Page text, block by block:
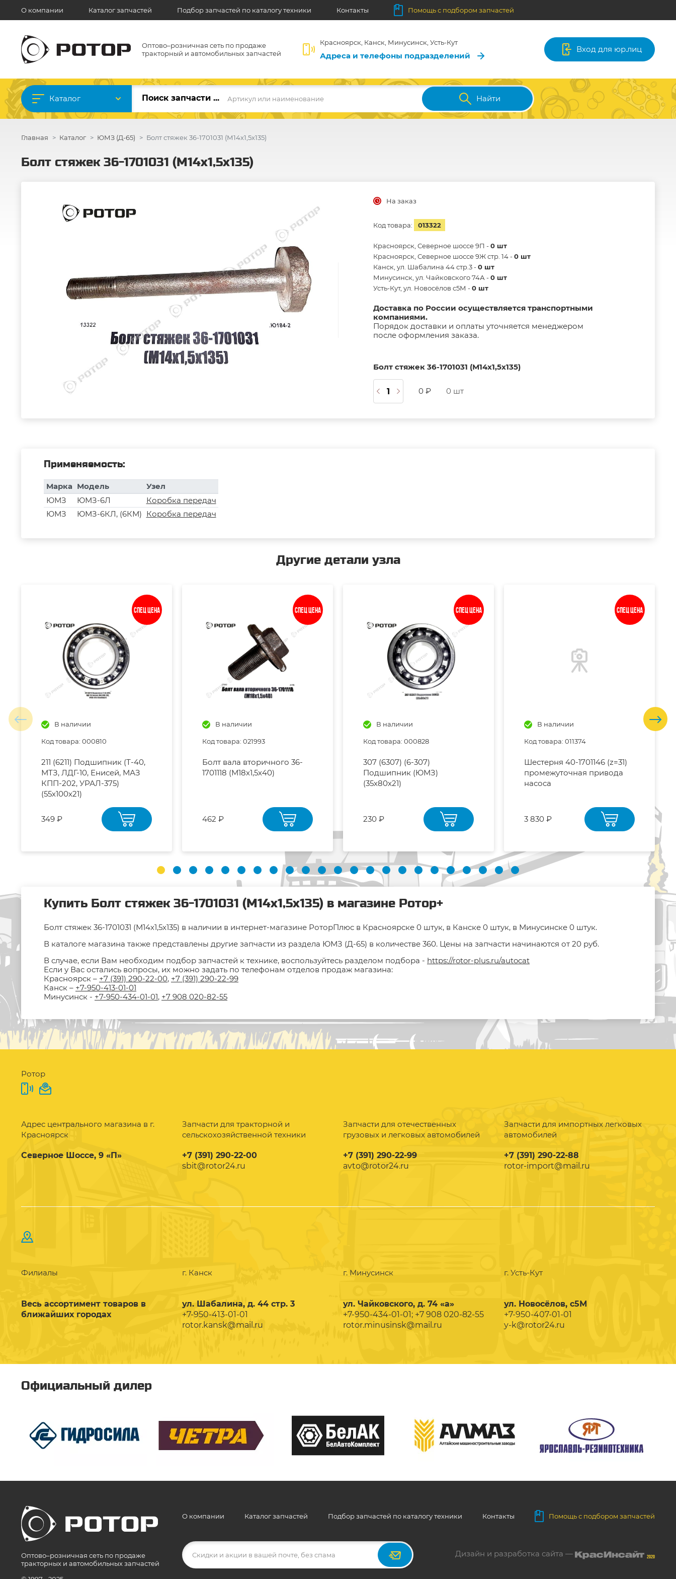
О компании Каталог запчастей Подбор запчастей по каталогу техники Контакты Помощь с подбором запчастей
Оптово–розничная сеть по продаже
тракторный и автомобильных запчастей
Красноярск, Канск, Минусинск, Усть-Кут
Адреса и телефоны подразделений
Вход для юр.лиц
Каталог Артикул или наименование Найти
Главная Каталог ЮМЗ (Д-65) Болт стяжек 36-1701031 (М14х1,5х135)
Болт стяжек 36-1701031 (М14х1,5х135)
На заказ
Код товара: 013322
Красноярск, Северное шоссе 9П -0 шт
Красноярск, Северное шоссе 9Ж стр. 14 -0 шт
Канск, ул. Шабалина 44 стр.3 -0 шт
Минусинск, ул. Чайковского 74А -0 шт
Усть-Кут, ул. Новосёлов с5М -0 шт
Доставка по России осуществляется транспортными
компаниями.
Порядок доставки и оплаты уточняется менеджером
после оформления заказа.
Болт стяжек 36-1701031 (М14х1,5х135)
0 ₽ 0 шт
Применяемость:
Марка Модель
Узел
ЮМЗ
ЮМЗ-6Л
Коробка передач
ЮМЗ
ЮМЗ-6КЛ, (6КМ) Коробка передач
Другие детали узла
Спец цена
В наличии
Код товара: 000810
211 (6211) Подшипник (Т-40,
МТЗ, ЛДГ-10, Енисей, МАЗ
КПП-202, УРАЛ-375)
(55х100х21)
349 ₽
Спец цена
В наличии
Код товара: 021993
Болт вала вторичного 36-
1701118 (М18х1,5х40)
462 ₽
Спец цена
В наличии
Код товара: 000828
307 (6307) (6-307)
Подшипник (ЮМЗ)
(35х80х21)
230 ₽
Спец цена
В наличии
Код товара: 011374
Шестерня 40-1701146 (z=31)
промежуточная привода
насоса
3 830 ₽
Купить Болт стяжек 36-1701031 (М14х1,5х135) в магазине Ротор+
Болт стяжек 36-1701031 (М14х1,5х135) в наличии в интернет-магазине РоторПлюс в Красноярске 0 штук, в Канске 0 штук, в Минусинске 0 штук.
В каталоге магазина также представлены другие запчасти из раздела ЮМЗ (Д-65) в количестве 360. Цены на запчасти начинаются от 20 руб.
В случае, если Вам необходим подбор запчастей к технике, воспользуйтесь разделом подбора - https://rotor-plus.ru/autocat
Если у Вас остались вопросы, их можно задать по телефонам отделов продаж магазина:
Красноярск – +7 (391) 290-22-00, +7 (391) 290-22-99
Канск – +7-950-413-01-01
Минусинск - +7-950-434-01-01, +7 908 020-82-55
Ротор
Адрес центрального магазина в г.
Красноярск
Северное Шоссе, 9 «П»
Запчасти для тракторной и
сельскохозяйственной техники
+7 (391) 290-22-00
sbit@rotor24.ru
Запчасти для отечественных
грузовых и легковых автомобилей
+7 (391) 290-22-99
avto@rotor24.ru
Запчасти для импортных легковых
автомобилей
+7 (391) 290-22-88
rotor-import@mail.ru
Филиалы
Весь ассортимент товаров в
ближайших городах
г. Канск
ул. Шабалина, д. 44 стр. 3
+7-950-413-01-01
rotor.kansk@mail.ru
г. Минусинск
ул. Чайковского, д. 74 «а»
+7-950-434-01-01; +7 908 020-82-55
rotor.minusinsk@mail.ru
г. Усть-Кут
ул. Новосёлов, с5М
+7-950-407-01-01
y-k@rotor24.ru
Официальный дилер
Оптово–розничная сеть по продаже
тракторных и автомобильных запчастей
О компании Каталог запчастей Подбор запчастей по каталогу техники Контакты Помощь с подбором запчастей
Дизайн и разработка сайта — 2020